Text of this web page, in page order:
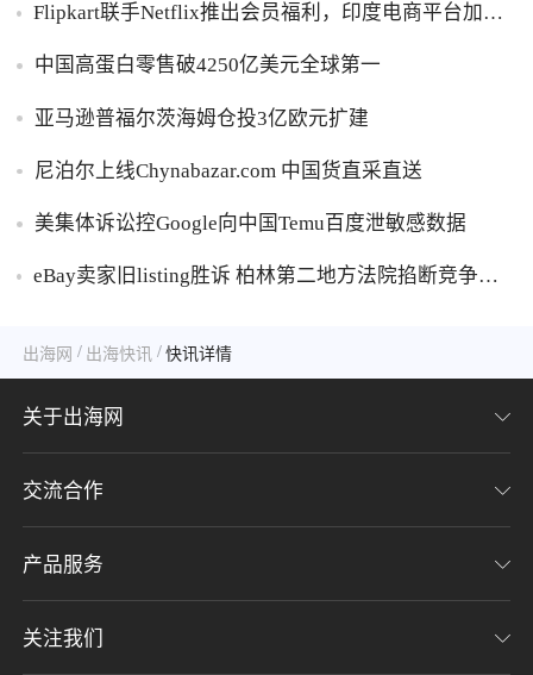
Flipkart联手Netflix推出会员福利，印度电商平台加码
中国高蛋白零售破4250亿美元全球第一
亚马逊普福尔茨海姆仓投3亿欧元扩建
尼泊尔上线Chynabazar.com 中国货直采直送
美集体诉讼控Google向中国Temu百度泄敏感数据
eBay卖家旧listing胜诉 柏林第二地方法院掐断竞争对
出海网 / 出海快讯 / 快讯详情
关于出海网
关于我们
加入我们
交流合作
联系我们
意见反馈
产品服务
CHWE全球跨境电商展
关注我们